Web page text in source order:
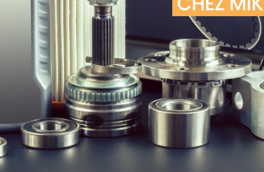
principal
fusée
Débitmètre d’aire
Filtre à aire
Filtre à essence
Filtre à huile
Filtre à gasoil
Silencieux arrière
Silencieux central
Butée élastique de silencieux
Raccord de tuyau d’échappement